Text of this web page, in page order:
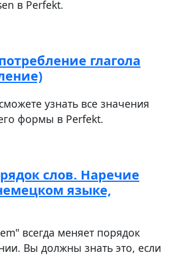
в Perfekt.
глагола
узнать все значения
формы в Perfekt.
слов. Наречие
языке,
всегда меняет порядок
Вы должны знать это, если